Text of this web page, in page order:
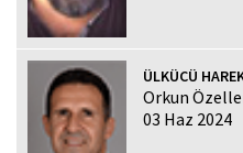
ÜLKÜCÜ
Orkun
03 Haz 2024